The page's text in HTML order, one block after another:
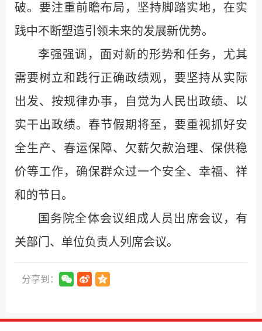
破。要注重前瞻布局，坚持脚踏实地，在实
践中不断塑造引领未来的发展新优势。
李强强调，面对新的形势和任务，尤其
需要树立和践行正确政绩观，要坚持从实际
出发、按规律办事，自觉为人民出政绩、以
实干出政绩。春节假期将至，要重视抓好安
全生产、春运保障、欠薪欠款治理、保供稳
价等工作，确保群众过一个安全、幸福、祥
和的节日。
国务院全体会议组成人员出席会议，有
关部门、单位负责人列席会议。
分享到：